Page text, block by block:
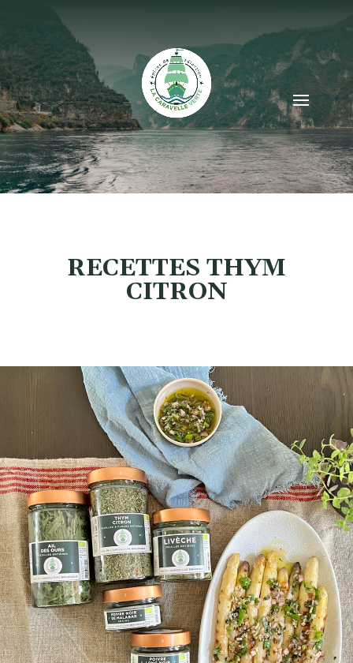
RECETTES THYM
CITRON